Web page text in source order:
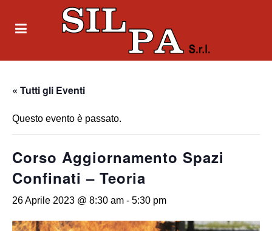
« Tutti gli Eventi
Questo evento è passato.
Corso Aggiornamento Spazi
Confinati – Teoria
26 Aprile 2023 @ 8:30 am - 5:30 pm